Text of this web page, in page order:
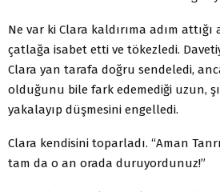
Ne var ki Clara kaldırıma adım
çatlağa isabet etti ve tökezledi.
Clara yan tarafa doğru sendeledi,
olduğunu bile fark edemediği uzun,
yakalayıp düşmesini engelledi.
Clara kendisini toparladı. “Aman
tam da o an orada duruyordunuz!”